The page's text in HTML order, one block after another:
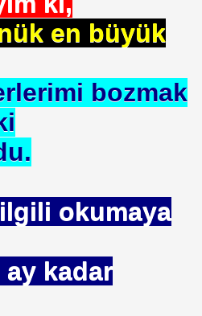
en büyük
bozmak
okumaya
ay kadar